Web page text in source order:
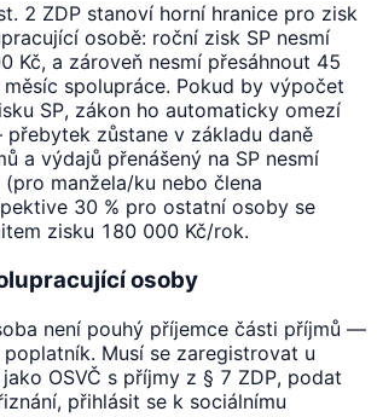
2 ZDP stanoví horní hranice pro zisk
osobě: roční zisk SP nesmí
Kč, a zároveň nesmí přesáhnout 45
spolupráce. Pokud by výpočet
SP, zákon ho automaticky omezí
zůstane v základu daně
a výdajů přenášený na SP nesmí
manžela/ku nebo člena
30 % pro ostatní osoby se
zisku 180 000 Kč/rok.
osoby
není pouhý příjemce části příjmů —
Musí se zaregistrovat u
OSVČ s příjmy z § 7 ZDP, podat
přihlásit se k sociálnímu